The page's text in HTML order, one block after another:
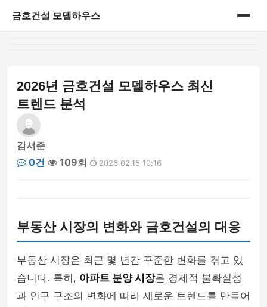
금호건설 모델하우스
2026년 금호건설 모델하우스 최신
트렌드 분석
김서준
0건
109회 2026.02.15 10:16
부동산 시장의 변화와 금호건설의 대응
부동산 시장은 최근 몇 년간 꾸준한 변화를 겪고 있
습니다. 특히, 아파트 분양 시장은 경제적 불확실성
과 인구 구조의 변화에 따라 새로운 트렌드를 만들어